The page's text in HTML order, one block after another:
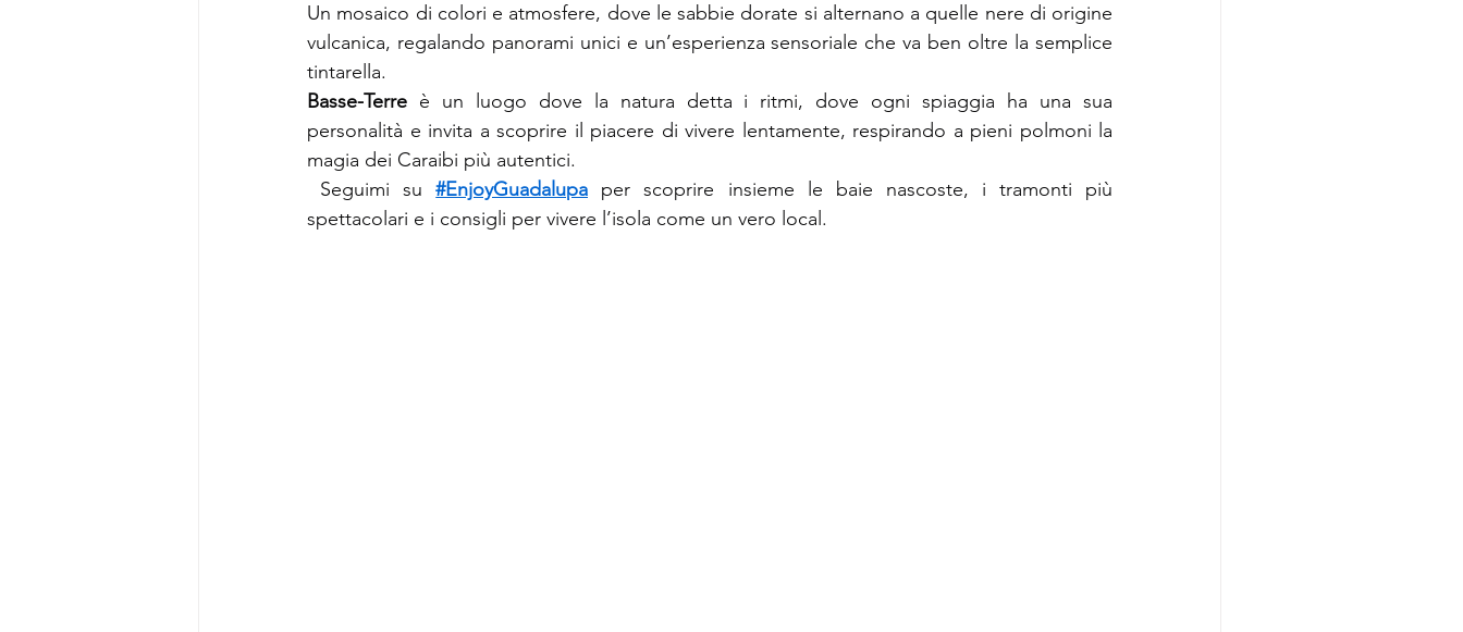
Un mosaico di colori e atmosfere, dove le sabbie dorate si alternano a quelle nere di origine
vulcanica, regalando panorami unici e un’esperienza sensoriale che va ben oltre la semplice
tintarella.
Basse-Terre è un luogo dove la natura detta i ritmi, dove ogni spiaggia ha una sua
personalità e invita a scoprire il piacere di vivere lentamente, respirando a pieni polmoni la
magia dei Caraibi più autentici.
Seguimi su #EnjoyGuadalupa per scoprire insieme le baie nascoste, i tramonti più
spettacolari e i consigli per vivere l’isola come un vero local.